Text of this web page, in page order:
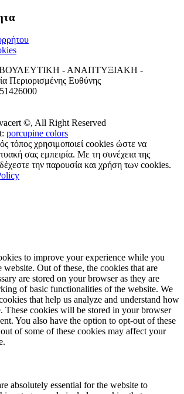
- ΑΝΑΠΤΥΞΙΑΚΗ -
Ευθύνης
©, All Right Reserved
porcupine colors
τόπος χρησιμοποιεί cookies ώστε να
σας εμπειρία. Με τη συνέχεια της
την παρουσία και χρήση των cookies.
to improve your experience while you
website. Out of these, the cookies that are
are stored on your browser as they are
of basic functionalities of the website. We
that help us analyze and understand how
These cookies will be stored in your browser
You also have the option to opt-out of these
of some of these cookies may affect your
absolutely essential for the website to